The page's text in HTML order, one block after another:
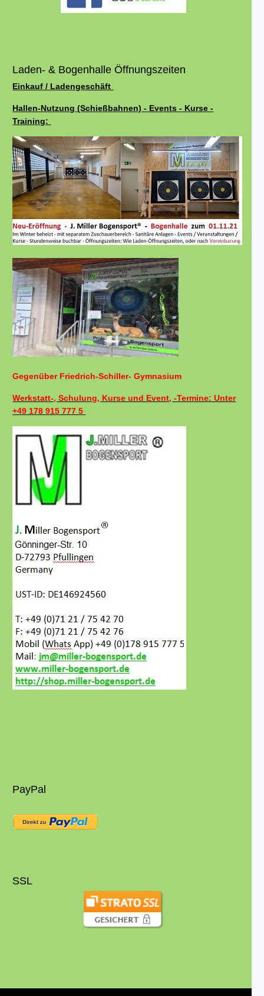
Laden- & Bogenhalle Öffnungszeiten
Einkauf / Ladengeschäft
Hallen-Nutzung (Schießbahnen) - Events - Kurse -
Training:
Gegenüber Friedrich-Schiller- Gymnasium
Werkstatt-, Schulung, Kurse und Event, -Termine: Unter
+49 178 915 777 5
PayPal
SSL